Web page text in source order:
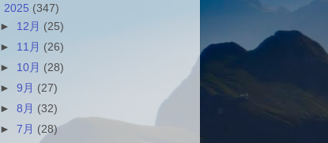
2025 (347)
► 12月 (25)
► 11月 (26)
► 10月 (28)
►9月 (27)
►8月 (32)
►7月 (28)